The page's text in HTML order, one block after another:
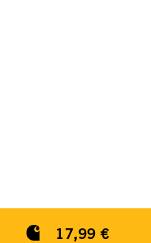
17,99 €